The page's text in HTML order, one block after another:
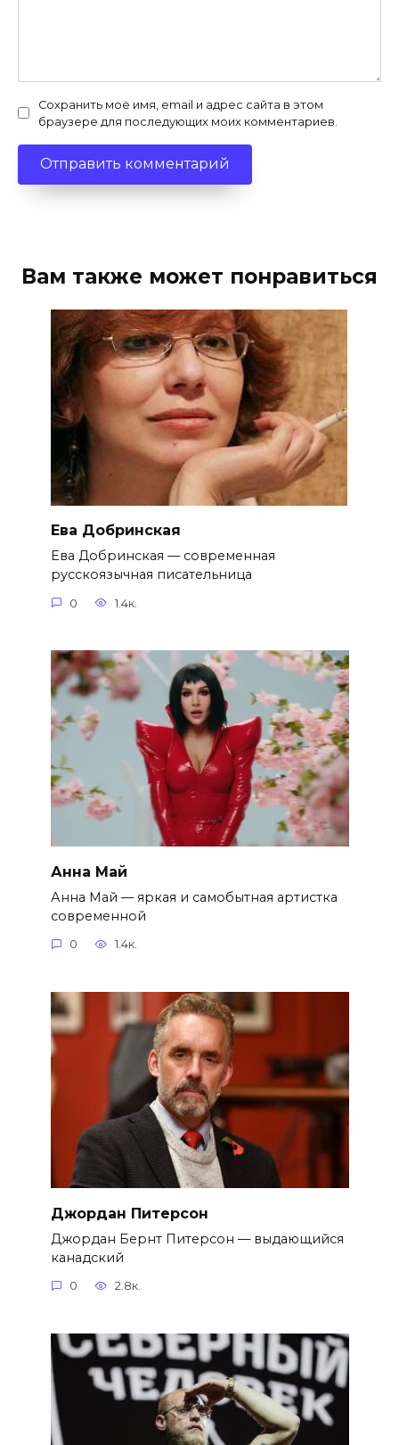
Сохранить моё имя, email и адрес сайта в этом
браузере для последующих моих комментариев.
Вам также может понравиться
Ева Добринская
Ева Добринская — современная
русскоязычная писательница
0 1.4к.
Анна Май
Анна Май — яркая и самобытная артистка
современной
0 1.4к.
Джордан Питерсон
Джордан Бернт Питерсон — выдающийся
канадский
0 2.8к.